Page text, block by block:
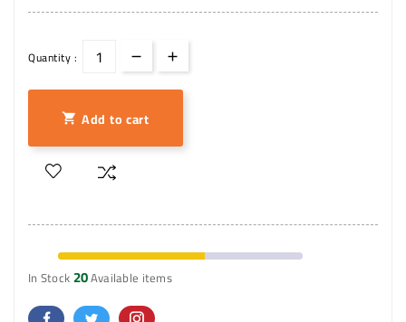
Quantity :
 Add to cart
In Stock20Available items